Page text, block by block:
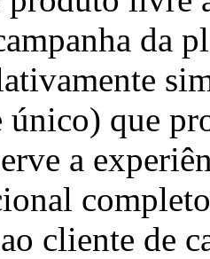
da
que
a
cliente de